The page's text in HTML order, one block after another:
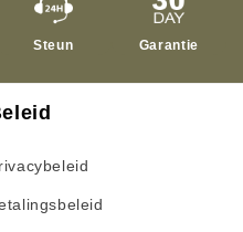
Steun Garantie